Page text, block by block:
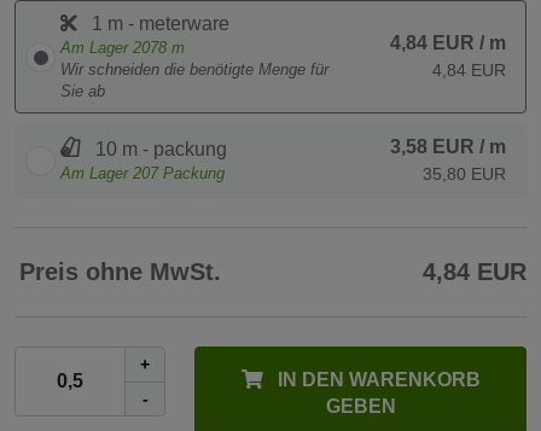
1 m - meterware
Am Lager 2078 m
Wir schneiden die benötigte Menge für
Sie ab
4,84 EUR / m
4,84 EUR
10 m - packung
Am Lager 207 Packung
3,58 EUR / m
35,80 EUR
Preis ohne MwSt. 4,84 EUR
+
-
IN DEN WARENKORB
GEBEN